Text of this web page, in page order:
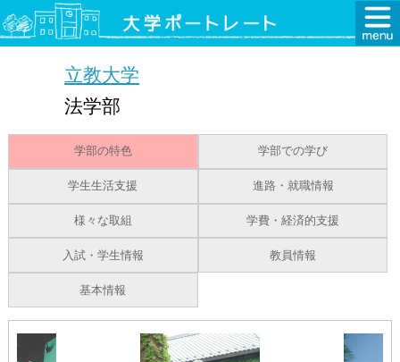
立教大学
法学部
学部の特色 学部での学び
学生生活支援 進路・就職情報
様々な取組 学費・経済的支援
入試・学生情報 教員情報
基本情報